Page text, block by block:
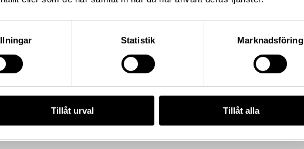
Statistik Marknadsföring
Tillåt urval Tillåt alla